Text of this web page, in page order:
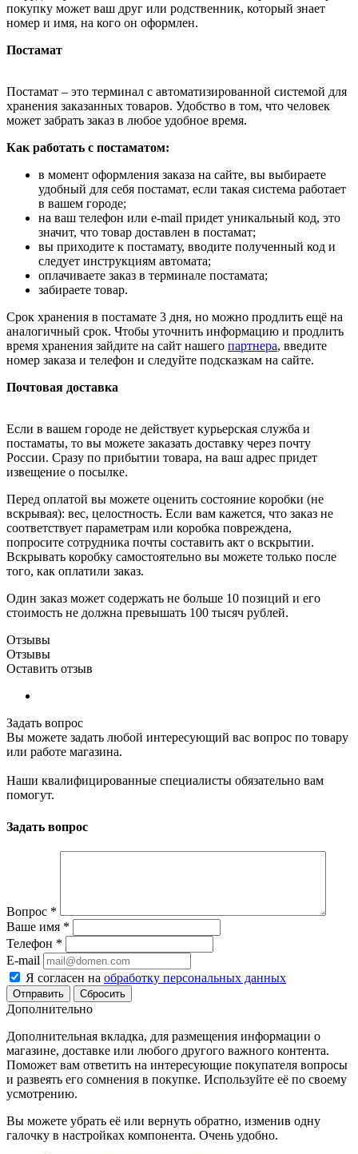
покупку может ваш друг или родственник, который знает
номер и имя, на кого он оформлен.
Постамат
Постамат – это терминал с автоматизированной системой для
хранения заказанных товаров. Удобство в том, что человек
может забрать заказ в любое удобное время.
Как работать с постаматом:
в момент оформления заказа на сайте, вы выбираете
удобный для себя постамат, если такая система работает
в вашем городе;
на ваш телефон или e-mail придет уникальный код, это
значит, что товар доставлен в постамат;
вы приходите к постамату, вводите полученный код и
следует инструкциям автомата;
оплачиваете заказ в терминале постамата;
забираете товар.
Срок хранения в постамате 3 дня, но можно продлить ещё на
аналогичный срок. Чтобы уточнить информацию и продлить
время хранения зайдите на сайт нашего партнера, введите
номер заказа и телефон и следуйте подсказкам на сайте.
Почтовая доставка
Если в вашем городе не действует курьерская служба и
постаматы, то вы можете заказать доставку через почту
России. Сразу по прибытии товара, на ваш адрес придет
извещение о посылке.
Перед оплатой вы можете оценить состояние коробки (не
вскрывая): вес, целостность. Если вам кажется, что заказ не
соответствует параметрам или коробка повреждена,
попросите сотрудника почты составить акт о вскрытии.
Вскрывать коробку самостоятельно вы можете только после
того, как оплатили заказ.
Один заказ может содержать не больше 10 позиций и его
стоимость не должна превышать 100 тысяч рублей.
Отзывы
Отзывы
Оставить отзыв
Задать вопрос
Вы можете задать любой интересующий вас вопрос по товару
или работе магазина.
Наши квалифицированные специалисты обязательно вам
помогут.
Задать вопрос
Вопрос *
Ваше имя *
Телефон *
E-mail
Я согласен на обработку персональных данных
Сбросить
Дополнительно
Дополнительная вкладка, для размещения информации о
магазине, доставке или любого другого важного контента.
Поможет вам ответить на интересующие покупателя вопросы
и развеять его сомнения в покупке. Используйте её по своему
усмотрению.
Вы можете убрать её или вернуть обратно, изменив одну
галочку в настройках компонента. Очень удобно.